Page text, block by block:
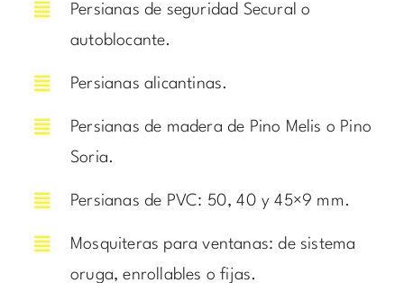
Persianas de seguridad Secural o
autoblocante.
Persianas alicantinas.
Persianas de madera de Pino Melis o Pino
Soria.
Persianas de PVC: 50, 40 y 45×9 mm.
Mosquiteras para ventanas: de sistema
oruga, enrollables o fijas.